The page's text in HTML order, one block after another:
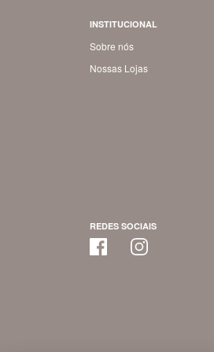
INSTITUCIONAL
Sobre nós
Nossas Lojas
REDES SOCIAIS